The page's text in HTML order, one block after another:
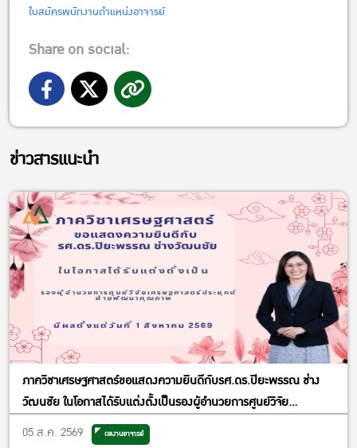
ใบสมัครพนักงานตำแหน่งอาจารย์
Share on social:
ข่าวสารแนะนำ
ภาควิชาเศรษฐศาสตร์ขอแสดงความยินดีกับรศ.ดร.ปิยะพรรณ ช่าง
วัฒนชัย ในโอกาสได้รับแต่งตั้งเป็นรองผู้อำนวยการศูนย์วิจัย
เศรษฐศาสตร์ประยุกต์ ฝ่ายพัฒนาคุณภาพ
05 ส.ค. 2569 ผลงานอาจารย์